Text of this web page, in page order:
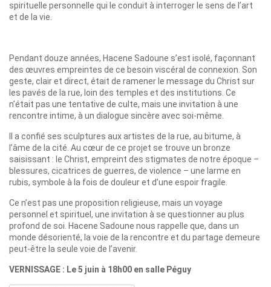
spirituelle personnelle qui le conduit à interroger le sens de l’art
et de la vie.
Pendant douze années, Hacene Sadoune s’est isolé, façonnant
des œuvres empreintes de ce besoin viscéral de connexion. Son
geste, clair et direct, était de ramener le message du Christ sur
les pavés de la rue, loin des temples et des institutions. Ce
n’était pas une tentative de culte, mais une invitation à une
rencontre intime, à un dialogue sincère avec soi-même.
Il a confié ses sculptures aux artistes de la rue, au bitume, à
l’âme de la cité. Au cœur de ce projet se trouve un bronze
saisissant : le Christ, empreint des stigmates de notre époque –
blessures, cicatrices de guerres, de violence – une larme en
rubis, symbole à la fois de douleur et d’une espoir fragile.
Ce n’est pas une proposition religieuse, mais un voyage
personnel et spirituel, une invitation à se questionner au plus
profond de soi. Hacene Sadoune nous rappelle que, dans un
monde désorienté, la voie de la rencontre et du partage demeure
peut-être la seule voie de l’avenir.
VERNISSAGE : Le 5 juin à 18h00 en salle Péguy